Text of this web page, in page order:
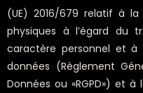
(UE) 2016/679 relatif à
physiques à l’égard du
caractère personnel et
données (Règlement
Données ou «RGPD») et